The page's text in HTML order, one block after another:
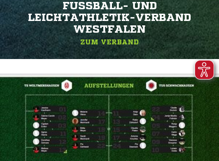
FUSSBALL- UND L
EICHTATHLETIK-VERBAND W
ESTFALEN
ZUM VERBAND